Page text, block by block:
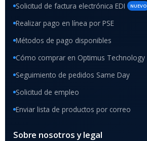
Solicitud de factura electrónica EDI NUEVO
Realizar pago en línea por PSE
Métodos de pago disponibles
Cómo comprar en Optimus Technology
Seguimiento de pedidos Same Day
Solicitud de empleo
Enviar lista de productos por correo
Sobre nosotros y legal